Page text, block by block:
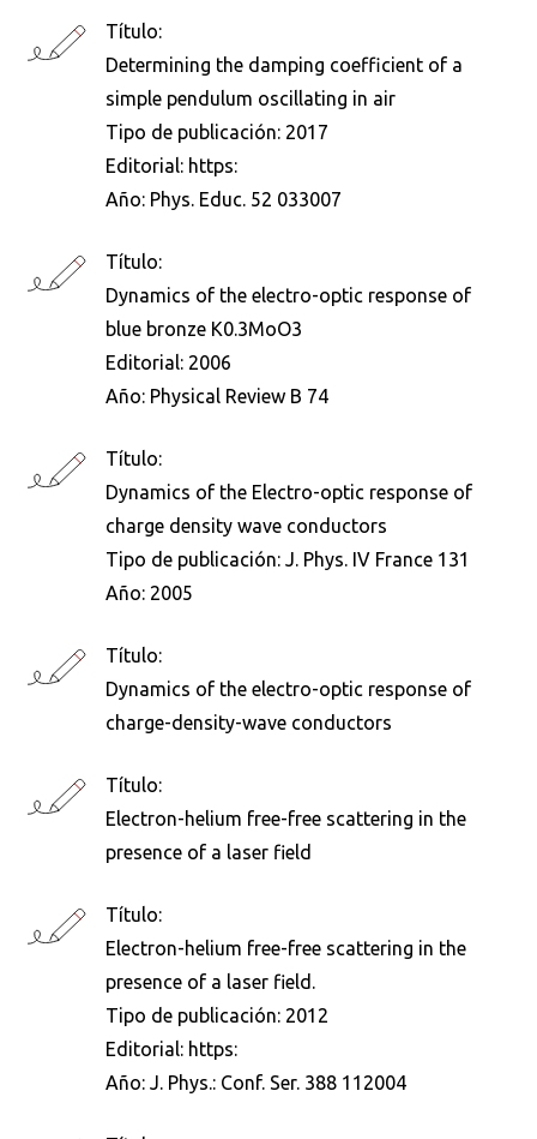
Título:
Determining the damping coefficient of a
simple pendulum oscillating in air
Tipo de publicación: 2017
Editorial: https:
Año: Phys. Educ. 52 033007
Título:
Dynamics of the electro-optic response of
blue bronze K0.3MoO3
Editorial: 2006
Año: Physical Review B 74
Título:
Dynamics of the Electro-optic response of
charge density wave conductors
Tipo de publicación: J. Phys. IV France 131
Año: 2005
Título:
Dynamics of the electro-optic response of
charge-density-wave conductors
Título:
Electron-helium free-free scattering in the
presence of a laser field
Título:
Electron-helium free-free scattering in the
presence of a laser field.
Tipo de publicación: 2012
Editorial: https:
Año: J. Phys.: Conf. Ser. 388 112004